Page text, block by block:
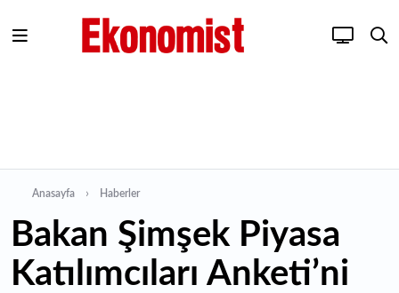
Anasayfa Haberler
Bakan Şimşek Piyasa
Katılımcıları Anketi’ni